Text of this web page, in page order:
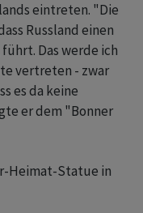
eintreten. "Die
Russland einen
Das werde ich
vertreten - zwar
es da keine
er dem "Bonner
Heimat-Statue in